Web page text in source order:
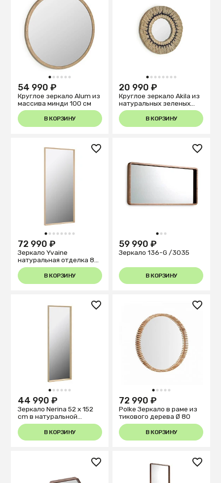
1 2 3 4 5 6
54 990 ₽
Круглое зеркало Alum из
массива минди 100 см
В КОРЗИНУ
1 2 3 4 5 6 7 8
20 990 ₽
Круглое зеркало Akila из
натуральных зеленых
волокон 40 см
В КОРЗИНУ
1 2 3 4 5 6 7 8
72 990 ₽
Зеркало Yvaine
натуральная отделка 80
x 180 cm
В КОРЗИНУ
1 2 3
59 990 ₽
Зеркало 136-G /3035
В КОРЗИНУ
1 2 3 4 5 6
44 990 ₽
Зеркало Nerina 52 x 152
cm в натуральной
отделке
В КОРЗИНУ
1 2 3 4 5
72 990 ₽
Polke Зеркало в раме из
тикового дерева Ø 80
В КОРЗИНУ